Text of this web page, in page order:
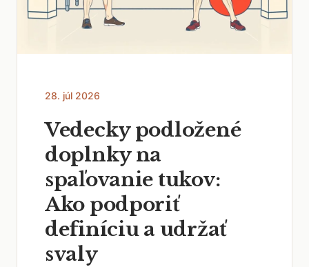
28. júl 2026
Vedecky podložené
doplnky na
spaľovanie tukov:
Ako podporiť
definíciu a udržať
svaly